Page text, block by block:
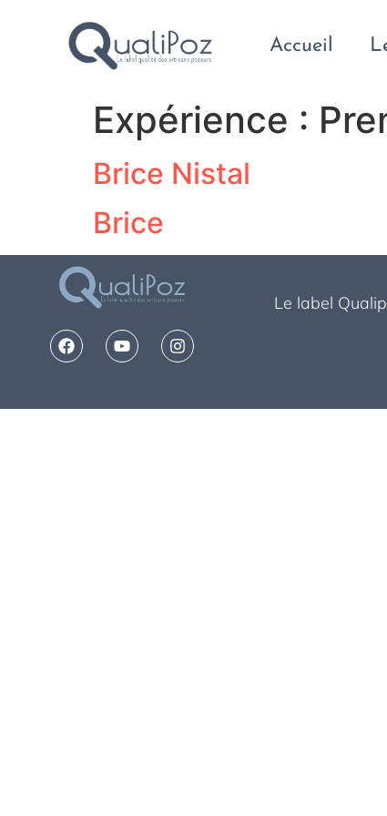
Accueil
Expérience :
Brice Nistal
Brice
Le label